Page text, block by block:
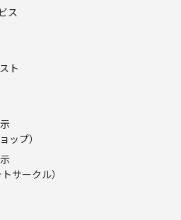
ス
ト
ップ）
サークル）